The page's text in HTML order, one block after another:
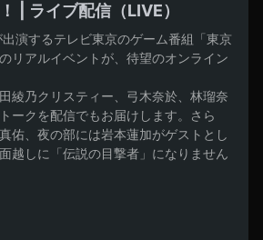
| ライブ配信（LIVE）
演するテレビ東京のゲーム番組「東京
リアルイベントが、待望のオンライン
綾乃クリスティー、弓木奈於、林瑠奈
ークを配信でもお届けします。さら
佑、夜の部には岩本蓮加がゲストとし
越しに「伝説の目撃者」になりません